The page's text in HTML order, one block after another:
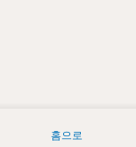
홈으로